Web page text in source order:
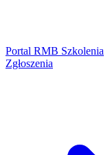
Portal RMB Szkolenia
Zgłoszenia